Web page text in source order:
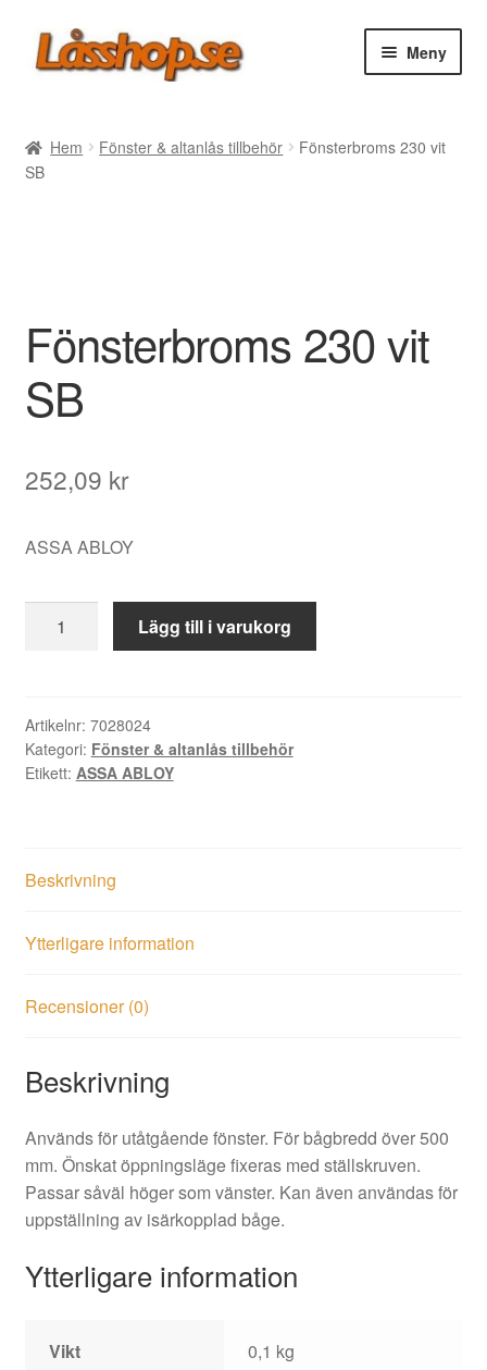
Hoppa
till
Hoppa
till
Meny
Rea
Forum/Manualer/Råd
Support
Hem Fönster & altanlås tillbehör
Fönsterbroms 230 vit
SB
Fönsterbroms 230 vit
SB
252,09 kr
ASSA ABLOY
mängd
Lägg till i varukorg
Artikelnr: 7028024
Kategori: Fönster & altanlås tillbehör
Etikett: ASSA ABLOY
Beskrivning
Ytterligare information
Recensioner (0)
Beskrivning
Används för utåtgående fönster. För bågbredd över 500
mm. Önskat öppningsläge fixeras med ställskruven.
Passar såväl höger som vänster. Kan även användas för
uppställning av isärkopplad båge.
Ytterligare information
Vikt 0,1 kg